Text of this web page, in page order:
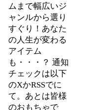
ムまで幅広いジ
ャンルから選り
すぐり！あなた
の人生が変わる
アイテム
も・・・？ 通知
チェックは以下
のXかRSSでに
て。あとは皆様
のおもちゃで